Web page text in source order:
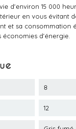
d'environ 15 000
en vous évitant
et sa consommation
d'énergie.
8
12